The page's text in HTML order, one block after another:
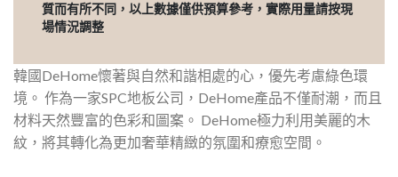
質而有所不同，以上數據僅供預算參考，實際用量請按現
場情況調整
韓國DeHome懷著與自然和諧相處的心，優先考慮綠色環
境。 作為一家SPC地板公司，DeHome產品不僅耐潮，而且
材料天然豐富的色彩和圖案。 DeHome極力利用美麗的木
紋，將其轉化為更加奢華精緻的氛圍和療愈空間。